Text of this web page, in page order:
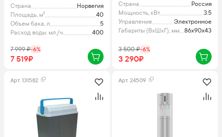
Страна
Норвегия
Площадь, м²
40
Объем бака, л
5
Расход воды. мл./ч
400
7 999₽-6%
7 519₽
Страна
Россия
Мощность, кВт
3.5
Управление
Электронное
Габариты (ВхШхГ), мм
86x90x43
3 500₽-6%
3 290₽
Арт. 131582 Арт. 24509